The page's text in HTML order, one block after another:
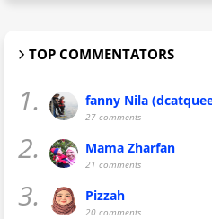
TOP COMMENTATORS
1. fanny Nila
27 comments
2. Mama Zharfan
21 comments
3. Pizzah
20 comments